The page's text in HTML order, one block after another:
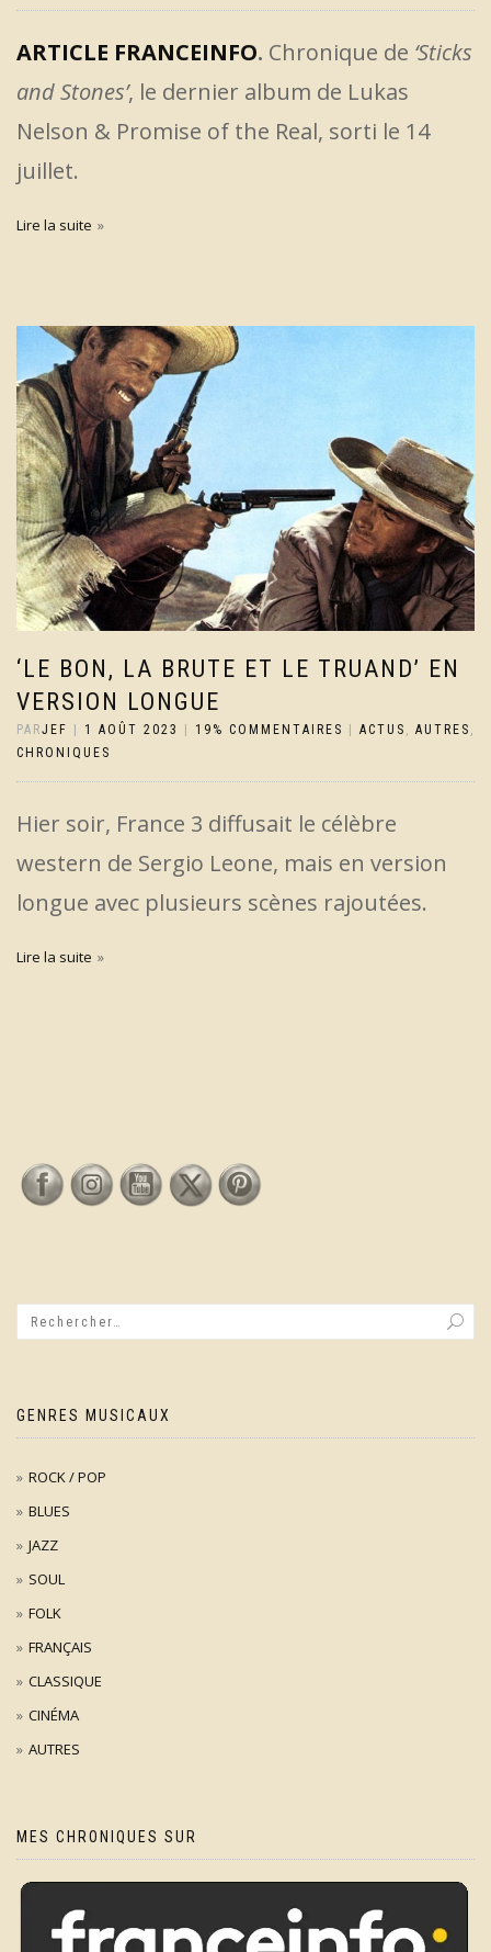
ARTICLE FRANCEINFO. Chronique de ‘Sticks
and Stones’, le dernier album de Lukas
Nelson & Promise of the Real, sorti le 14
juillet.
Lire la suite
‘LE BON, LA BRUTE ET LE TRUAND’ EN
VERSION LONGUE
PARJEF 1 AOÛT 2023 19% COMMENTAIRES ACTUS , AUTRES ,
CHRONIQUES
Hier soir, France 3 diffusait le célèbre
western de Sergio Leone, mais en version
longue avec plusieurs scènes rajoutées.
Lire la suite
GENRES MUSICAUX
ROCK / POP
BLUES
JAZZ
SOUL
FOLK
FRANÇAIS
CLASSIQUE
CINÉMA
AUTRES
MES CHRONIQUES SUR